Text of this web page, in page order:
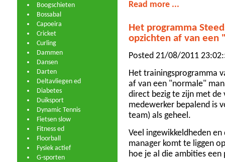
Boogschieten
Bossabal
Capoeira
Cricket
Curling
Dammen
Dansen
Darten
Deltavliegen ed
Diabetes
Duiksport
Dynamic Tennis
Fietsen slow
Fitness ed
Floorball
Fysiek actief
G-sporten
Read more ...
Het programma
opzichten af van een
Posted 21/08/2011
Het trainingsprogramma
af van een "normale"
direct bezig te zijn met de
medewerker bepalend is
team) als geheel.
Veel ingewikkeldheden
manager komt te liggen
hoe je al die ambities een